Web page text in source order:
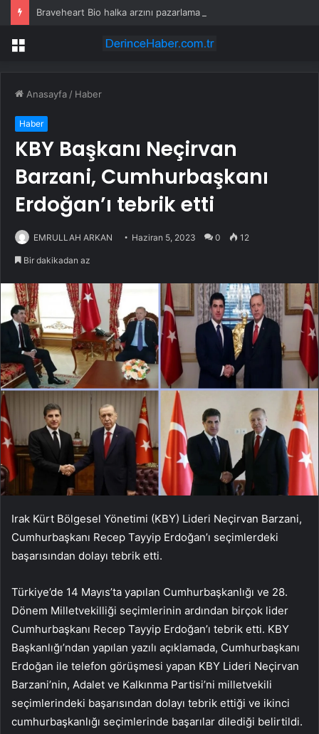
Menü
Anasayfa / Haber
Haber
KBY Başkanı Neçirvan
Barzani, Cumhurbaşkanı
Erdoğan’ı tebrik etti
EMRULLAH ARKAN Haziran 5, 2023 0 12
Bir dakikadan az
Irak Kürt Bölgesel Yönetimi (KBY) Lideri Neçirvan Barzani,
Cumhurbaşkanı Recep Tayyip Erdoğan’ı seçimlerdeki
başarısından dolayı tebrik etti.
Türkiye’de 14 Mayıs’ta yapılan Cumhurbaşkanlığı ve 28.
Dönem Milletvekilliği seçimlerinin ardından birçok lider
Cumhurbaşkanı Recep Tayyip Erdoğan’ı tebrik etti. KBY
Başkanlığı’ndan yapılan yazılı açıklamada, Cumhurbaşkanı
Erdoğan ile telefon görüşmesi yapan KBY Lideri Neçirvan
Barzani’nin, Adalet ve Kalkınma Partisi’ni milletvekili
seçimlerindeki başarısından dolayı tebrik ettiği ve ikinci
cumhurbaşkanlığı seçimlerinde başarılar dilediği belirtildi.